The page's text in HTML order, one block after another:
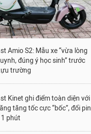
Amio S2: Mẫu xe “vừa lòng
đúng ý học sinh” trước
trường
Kinet ghi điểm toàn diện với
tăng tốc cực “bốc”, đổi pin
phút